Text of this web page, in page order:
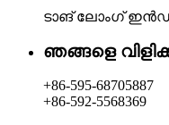
ടാങ് ലോംഗ്
ഞങ്ങളെ
+86-595-68705887
+86-592-5568369